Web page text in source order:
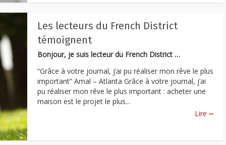
Les lecteurs du French District
témoignent
Bonjour, je suis lecteur du French District …
“Grâce à votre journal, j’ai pu réaliser mon rêve le plus
important” Amal – Atlanta Grâce à votre journal, j’ai
pu réaliser mon rêve le plus important : acheter une
maison est le projet le plus...
Lire ...